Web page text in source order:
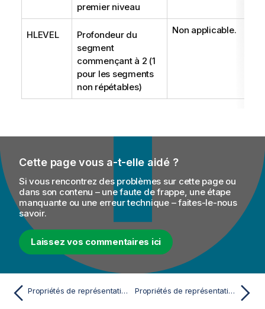
premier niveau
HLEVEL
Profondeur du
segment
commençant à 2 (1
pour les segments
non répétables)
Non applicable.
Cette page vous a-t-elle aidé ?
Si vous rencontrez des problèmes sur cette page ou
dans son contenu – une faute de frappe, une étape
manquante ou une erreur technique – faites-le-nous
savoir.
Laissez vos commentaires ici
Propriétés de représentation IDoc Propriétés de représentation JSON